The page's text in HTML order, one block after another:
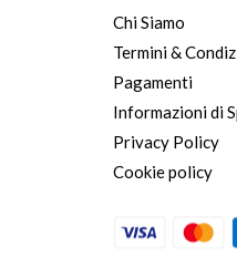
Chi Siamo
Termini &
Pagamenti
Informazioni di
Privacy Policy
Cookie policy